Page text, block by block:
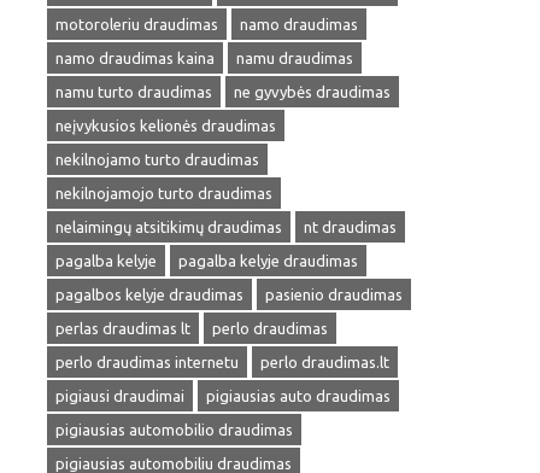
motoroleriu draudimas
namo draudimas
namo draudimas kaina
namu draudimas
namu turto draudimas
ne gyvybės draudimas
neįvykusios kelionės draudimas
nekilnojamo turto draudimas
nekilnojamojo turto draudimas
nelaimingų atsitikimų draudimas
nt draudimas
pagalba kelyje
pagalba kelyje draudimas
pagalbos kelyje draudimas
pasienio draudimas
perlas draudimas lt
perlo draudimas
perlo draudimas internetu
perlo draudimas.lt
pigiausi draudimai
pigiausias auto draudimas
pigiausias automobilio draudimas
pigiausias automobiliu draudimas